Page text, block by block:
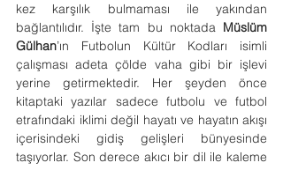
kez karşılık bulmaması ile yakından
bağlantılıdır. İşte tam bu noktada Müslüm
Gülhan’ın Futbolun Kültür Kodları isimli
çalışması adeta çölde vaha gibi bir işlevi
yerine getirmektedir. Her şeyden önce
kitaptaki yazılar sadece futbolu ve futbol
etrafındaki iklimi değil hayatı ve hayatın akışı
içerisindeki gidiş gelişleri bünyesinde
taşıyorlar. Son derece akıcı bir dil ile kaleme